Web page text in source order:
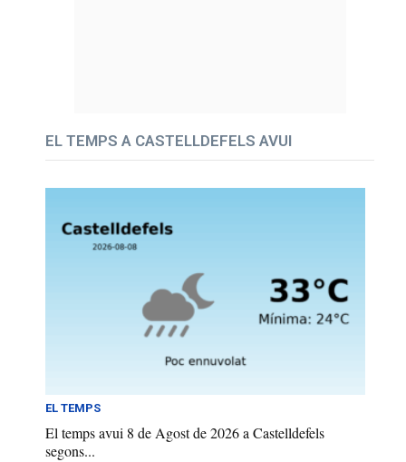
EL TEMPS A CASTELLDEFELS AVUI
EL TEMPS
El temps avui 8 de Agost de 2026 a Castelldefels
segons...